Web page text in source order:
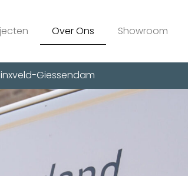
Over Ons Showroom
Giessendam